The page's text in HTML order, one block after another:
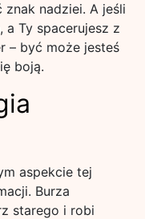
znak nadziei. A jeśli
a Ty spacerujesz z
– być może jesteś
boją.
aspekcie tej
Burza
starego i robi